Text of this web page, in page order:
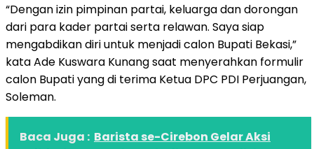
“Dengan izin pimpinan partai, keluarga dan dorongan
dari para kader partai serta relawan. Saya siap
mengabdikan diri untuk menjadi calon Bupati Bekasi,”
kata Ade Kuswara Kunang saat menyerahkan formulir
calon Bupati yang di terima Ketua DPC PDI Perjuangan,
Soleman.
Baca Juga : Barista se-Cirebon Gelar Aksi